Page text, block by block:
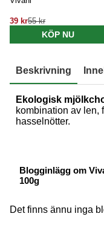
39 kr55 kr
KÖP NU
Beskrivning
Ekologisk
kombination av len,
hasselnötter.
Blogginlägg om
100g
Det finns ännu inga